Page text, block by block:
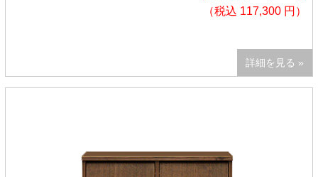
（税込 117,300 円）
詳細を見る »